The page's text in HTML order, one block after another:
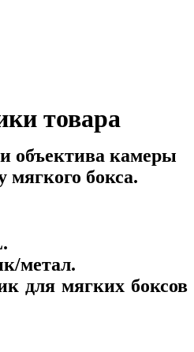
товара
объектива камеры
мягкого бокса.
.
метал.
для мягких боксов